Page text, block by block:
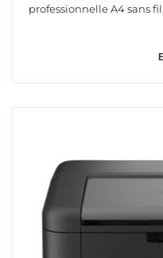
professionnelle A4 sans